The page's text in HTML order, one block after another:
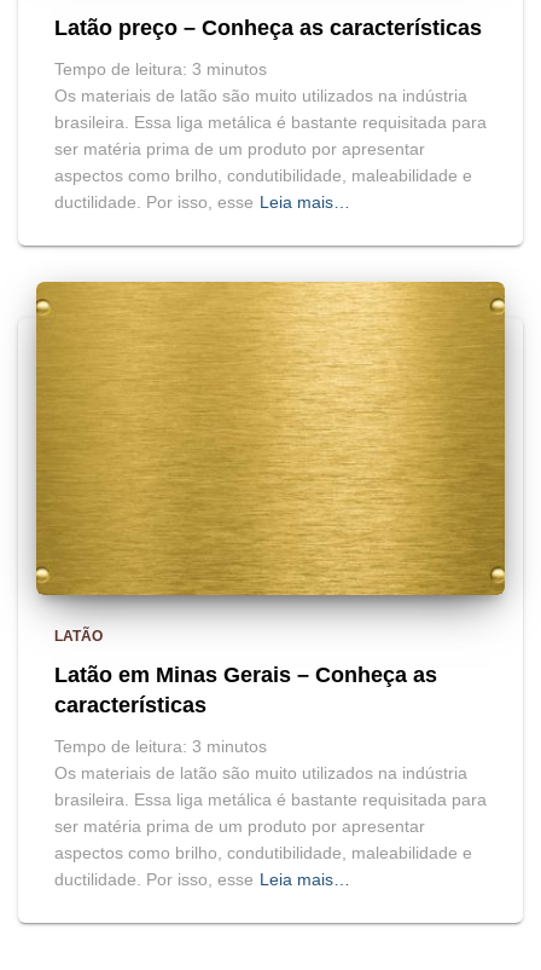
Latão preço – Conheça as características
Tempo de leitura: 3 minutos
Os materiais de latão são muito utilizados na indústria
brasileira. Essa liga metálica é bastante requisitada para
ser matéria prima de um produto por apresentar
aspectos como brilho, condutibilidade, maleabilidade e
ductilidade. Por isso, esse Leia mais…
LATÃO
Latão em Minas Gerais – Conheça as
características
Tempo de leitura: 3 minutos
Os materiais de latão são muito utilizados na indústria
brasileira. Essa liga metálica é bastante requisitada para
ser matéria prima de um produto por apresentar
aspectos como brilho, condutibilidade, maleabilidade e
ductilidade. Por isso, esse Leia mais…